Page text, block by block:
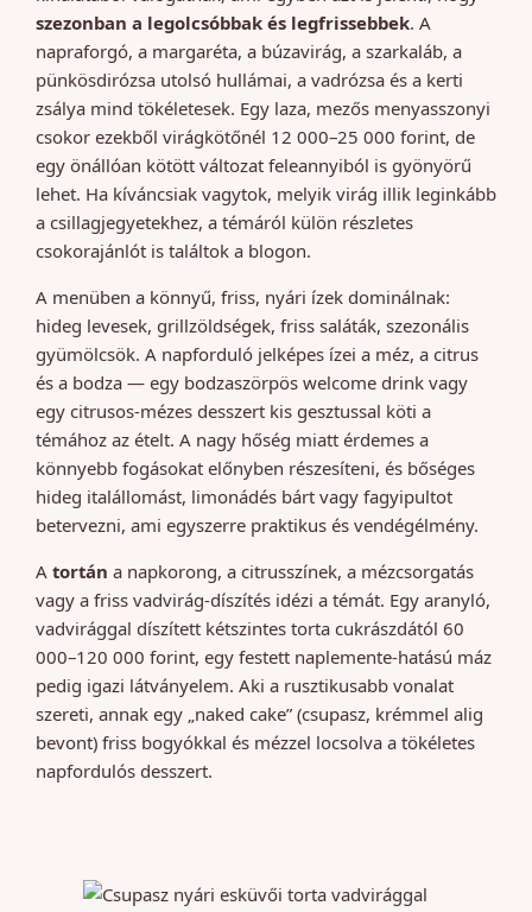
szezonban a legolcsóbbak és legfrissebbek. A
napraforgó, a margaréta, a búzavirág, a szarkaláb, a
pünkösdirózsa utolsó hullámai, a vadrózsa és a kerti
zsálya mind tökéletesek. Egy laza, mezős menyasszonyi
csokor ezekből virágkötőnél 12 000–25 000 forint, de
egy önállóan kötött változat feleannyiból is gyönyörű
lehet. Ha kíváncsiak vagytok, melyik virág illik leginkább
a csillagjegyetekhez, a témáról külön részletes
csokorajánlót is találtok a blogon.
A menüben a könnyű, friss, nyári ízek dominálnak:
hideg levesek, grillzöldségek, friss saláták, szezonális
gyümölcsök. A napforduló jelképes ízei a méz, a citrus
és a bodza — egy bodzaszörpös welcome drink vagy
egy citrusos-mézes desszert kis gesztussal köti a
témához az ételt. A nagy hőség miatt érdemes a
könnyebb fogásokat előnyben részesíteni, és bőséges
hideg italállomást, limonádés bárt vagy fagyipultot
betervezni, ami egyszerre praktikus és vendégélmény.
A tortán a napkorong, a citrusszínek, a mézcsorgatás
vagy a friss vadvirág-díszítés idézi a témát. Egy aranyló,
vadvirággal díszített kétszintes torta cukrászdától 60
000–120 000 forint, egy festett naplemente-hatású máz
pedig igazi látványelem. Aki a rusztikusabb vonalat
szereti, annak egy „naked cake” (csupasz, krémmel alig
bevont) friss bogyókkal és mézzel locsolva a tökéletes
napfordulós desszert.